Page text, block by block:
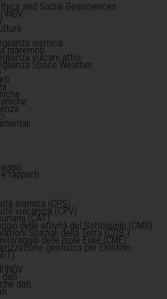
and Social Geosciences
INGV
sismica
maremoti
vulcani attivi
Space Weather
rapporti
sismica (CPS)
vulcanica (CPV)
(CAT)
delle attività del Sottosuolo (CMS)
Spaziali della Terra (COS )
delle Isole Eolie (CME)
geofisica per Einstein
dati
dati